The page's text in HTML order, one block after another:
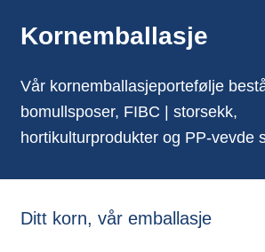
Kornemballasje
Vår kornemballasjeportefølje
bomullsposer, FIBC | storsekk,
hortikulturprodukter og PP-vevde
Ditt korn, vår emballasje